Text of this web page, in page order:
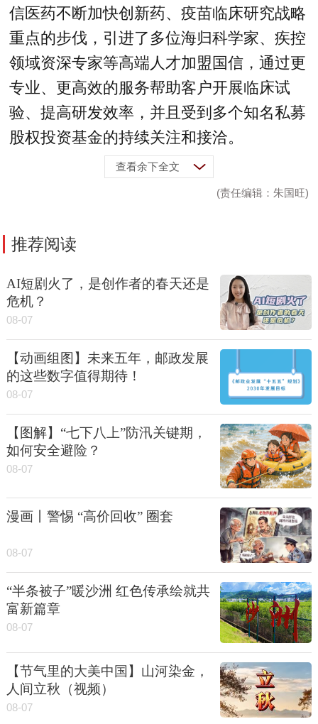
信医药不断加快创新药、疫苗临床研究战略
重点的步伐，引进了多位海归科学家、疾控
领域资深专家等高端人才加盟国信，通过更
专业、更高效的服务帮助客户开展临床试
验、提高研发效率，并且受到多个知名私募
股权投资基金的持续关注和接洽。
查看余下全文
(责任编辑：朱国旺)
推荐阅读
AI短剧火了，是创作者的春天还是
危机？
08-07
【动画组图】未来五年，邮政发展
的这些数字值得期待！
08-07
【图解】“七下八上”防汛关键期，
如何安全避险？
08-07
漫画丨警惕 “高价回收” 圈套
08-07
“半条被子”暖沙洲 红色传承绘就共
富新篇章
08-07
【节气里的大美中国】山河染金，
人间立秋（视频）
08-07